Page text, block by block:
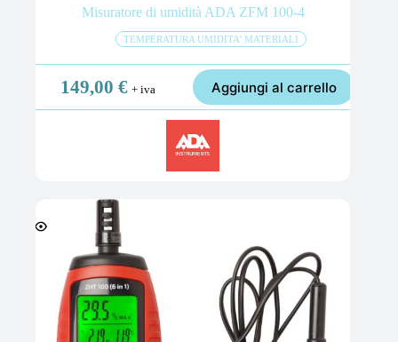
Misuratore di umidità ADA ZFM 100-4
TEMPERATURA UMIDITA' MATERIALI
149,00 € + iva Aggiungi al carrello